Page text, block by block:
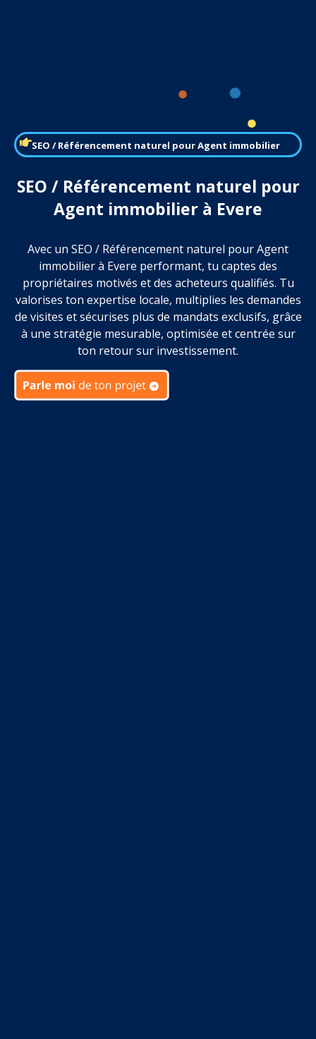
SEO / Référencement naturel pour Agent immobilier
SEO / Référencement naturel pour
Agent immobilier à Evere
Avec un SEO / Référencement naturel pour Agent
immobilier à Evere performant, tu captes des
propriétaires motivés et des acheteurs qualifiés. Tu
valorises ton expertise locale, multiplies les demandes
de visites et sécurises plus de mandats exclusifs, grâce
à une stratégie mesurable, optimisée et centrée sur
ton retour sur investissement.